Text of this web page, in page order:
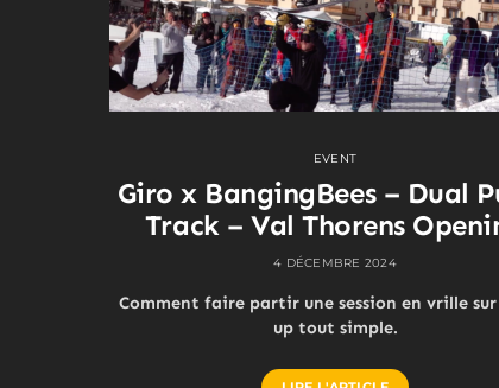
EVENT
Giro x BangingBees – Dual
Track – Val Thorens
4 DÉCEMBRE 2024
Comment faire partir une session en vrille sur
up tout simple.